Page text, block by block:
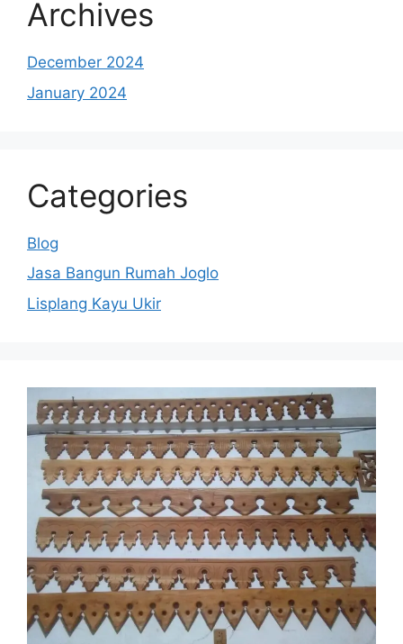
Archives
December 2024
January 2024
Categories
Blog
Jasa Bangun Rumah Joglo
Lisplang Kayu Ukir